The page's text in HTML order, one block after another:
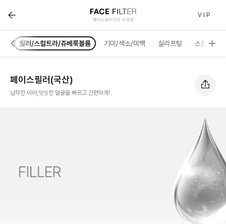
페이스필러(국산) :: 페이스필터 수원점 | 호매실 수원 피
V I P
필러/스컬트라/쥬베룩볼륨 기미/색소/미백 실리프팅 스킨부스
페이스필러(국산)
납작한 이마,밋밋한 얼굴을 빠르고 간편하게!